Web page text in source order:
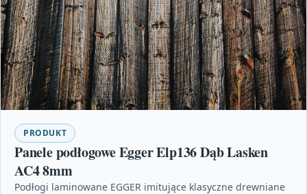
PRODUKT
Panele podłogowe Egger Elp136 Dąb Lasken
AC4 8mm
Podłogi laminowane EGGER imitujące klasyczne drewniane